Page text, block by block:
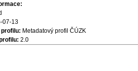
07-13
profilu: Metadatový profil ČÚZK
2.0